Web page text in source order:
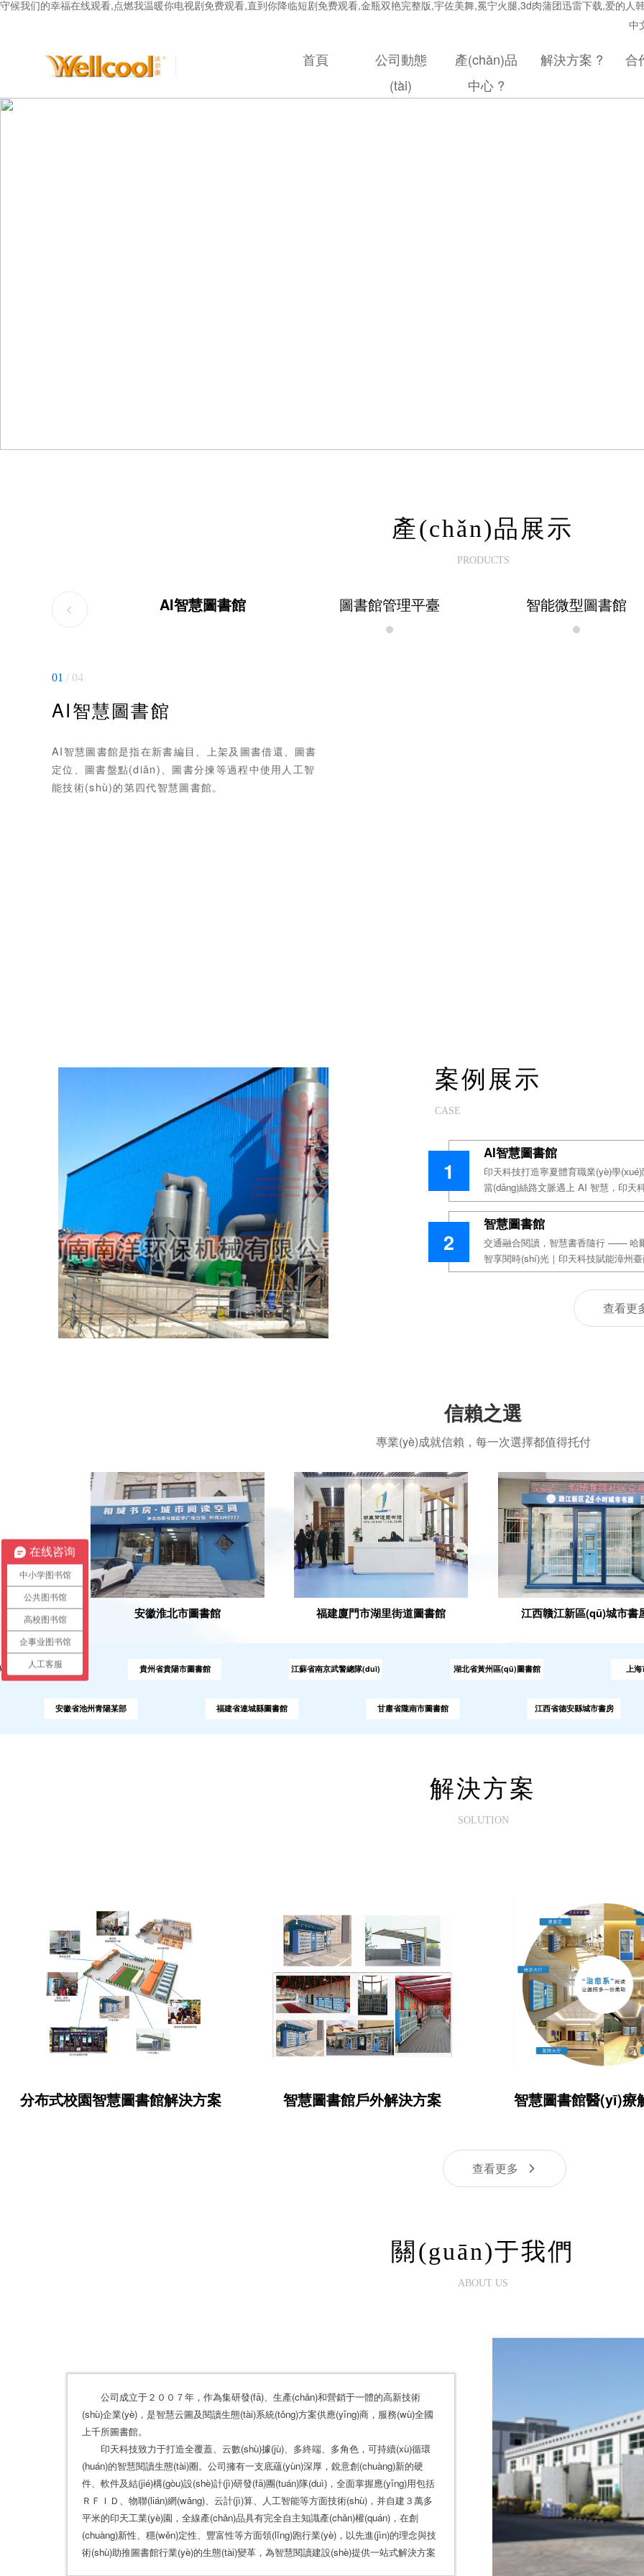
守候我们的幸福在线观看,点燃我温暖你电视剧免费观看,直到你降临短剧免费观看,金瓶双艳完整版,宇佐美舞,冕宁火腿,3d肉蒲团迅雷下载,爱的人
中
首頁
公司動態
(tài)
產(chǎn)品
中心?
解決方案 ? 合
1
2
3
4
5
7
05
/
08
產(chǎn)品展示
PRODUCTS
AI智慧圖書館 圖書館管理平臺 智能微型圖書館

01 / 04
AI智慧圖書館
AI智慧圖書館是指在新書編目、上架及圖書借還、圖書
定位、圖書盤點(diǎn)、圖書分揀等過程中使用人工智
能技術(shù)的第四代智慧圖書館。
02 / 04
圖書館管理平臺
印天圖書館管理平臺是針對現(xiàn)代化智慧圖書館的
自動化管理研發(fā)的集群式圖書館里系統(tǒng)，采
用B/S架構(gòu)的垂直管理模式，集圖書流通管理、設
案例展示
CASE
1
AI智慧圖書館
印天科技打造寧夏體育職業(yè)學
當(dāng)絲路文脈遇上 AI 智慧，印天
代！
2
智慧圖書館
交通融合閱讀，智慧書香隨行 —— 哈
智享閱時(shí)光｜印天科技賦能漳州
查看更
信賴之選
專業(yè)成就信賴，每一次選擇都值得托付
安徽淮北市圖書館 福建廈門市湖里街道圖書館 江西贛江新區(qū)城市書
貴州省貴陽市圖書館 江蘇省南京武警總隊(duì) 湖北省黃州區(qū)圖書館 上海市寶山圖書
安徽省池州青陽某部 福建省連城縣圖書館 甘肅省隴南市圖書館 江西省德安縣城市書房
解決方案
SOLUTION
分布式校園智慧圖書館解決方案 智慧圖書館戶外解決方案 智慧圖書館醫(yī)療
查看更多
關(guān)于我們
ABOUT US
公司成立于２００７年，作為集研發(fā)、生產(chǎn)和營銷于一體的高新技術
(shù)企業(yè)，是智慧云圖及閱讀生態(tài)系統(tǒng)方案供應(yīng)商，服務(wù)全國
上千所圖書館。
印天科技致力于打造全覆蓋、云數(shù)據(jù)、多終端、多角色，可持續(xù)循環
(huán)的智慧閱讀生態(tài)圈。公司擁有一支底蘊(yùn)深厚，銳意創(chuàng)新的硬
件、軟件及結(jié)構(gòu)設(shè)計(jì)研發(fā)團(tuán)隊(duì)，全面掌握應(yīng)用包括
ＲＦＩＤ、物聯(lián)網(wǎng)、云計(jì)算、人工智能等方面技術(shù)，并自建３萬多
平米的印天工業(yè)園，全線產(chǎn)品具有完全自主知識產(chǎn)權(quán)，在創
(chuàng)新性、穩(wěn)定性、豐富性等方面領(lǐng)跑行業(yè)，以先進(jìn)的理念與技
術(shù)助推圖書館行業(yè)的生態(tài)變革，為智慧閱讀建設(shè)提供一站式解決方案
在线咨询
中小学图书馆
公共图书馆
高校图书馆
企事业图书馆
人工客服